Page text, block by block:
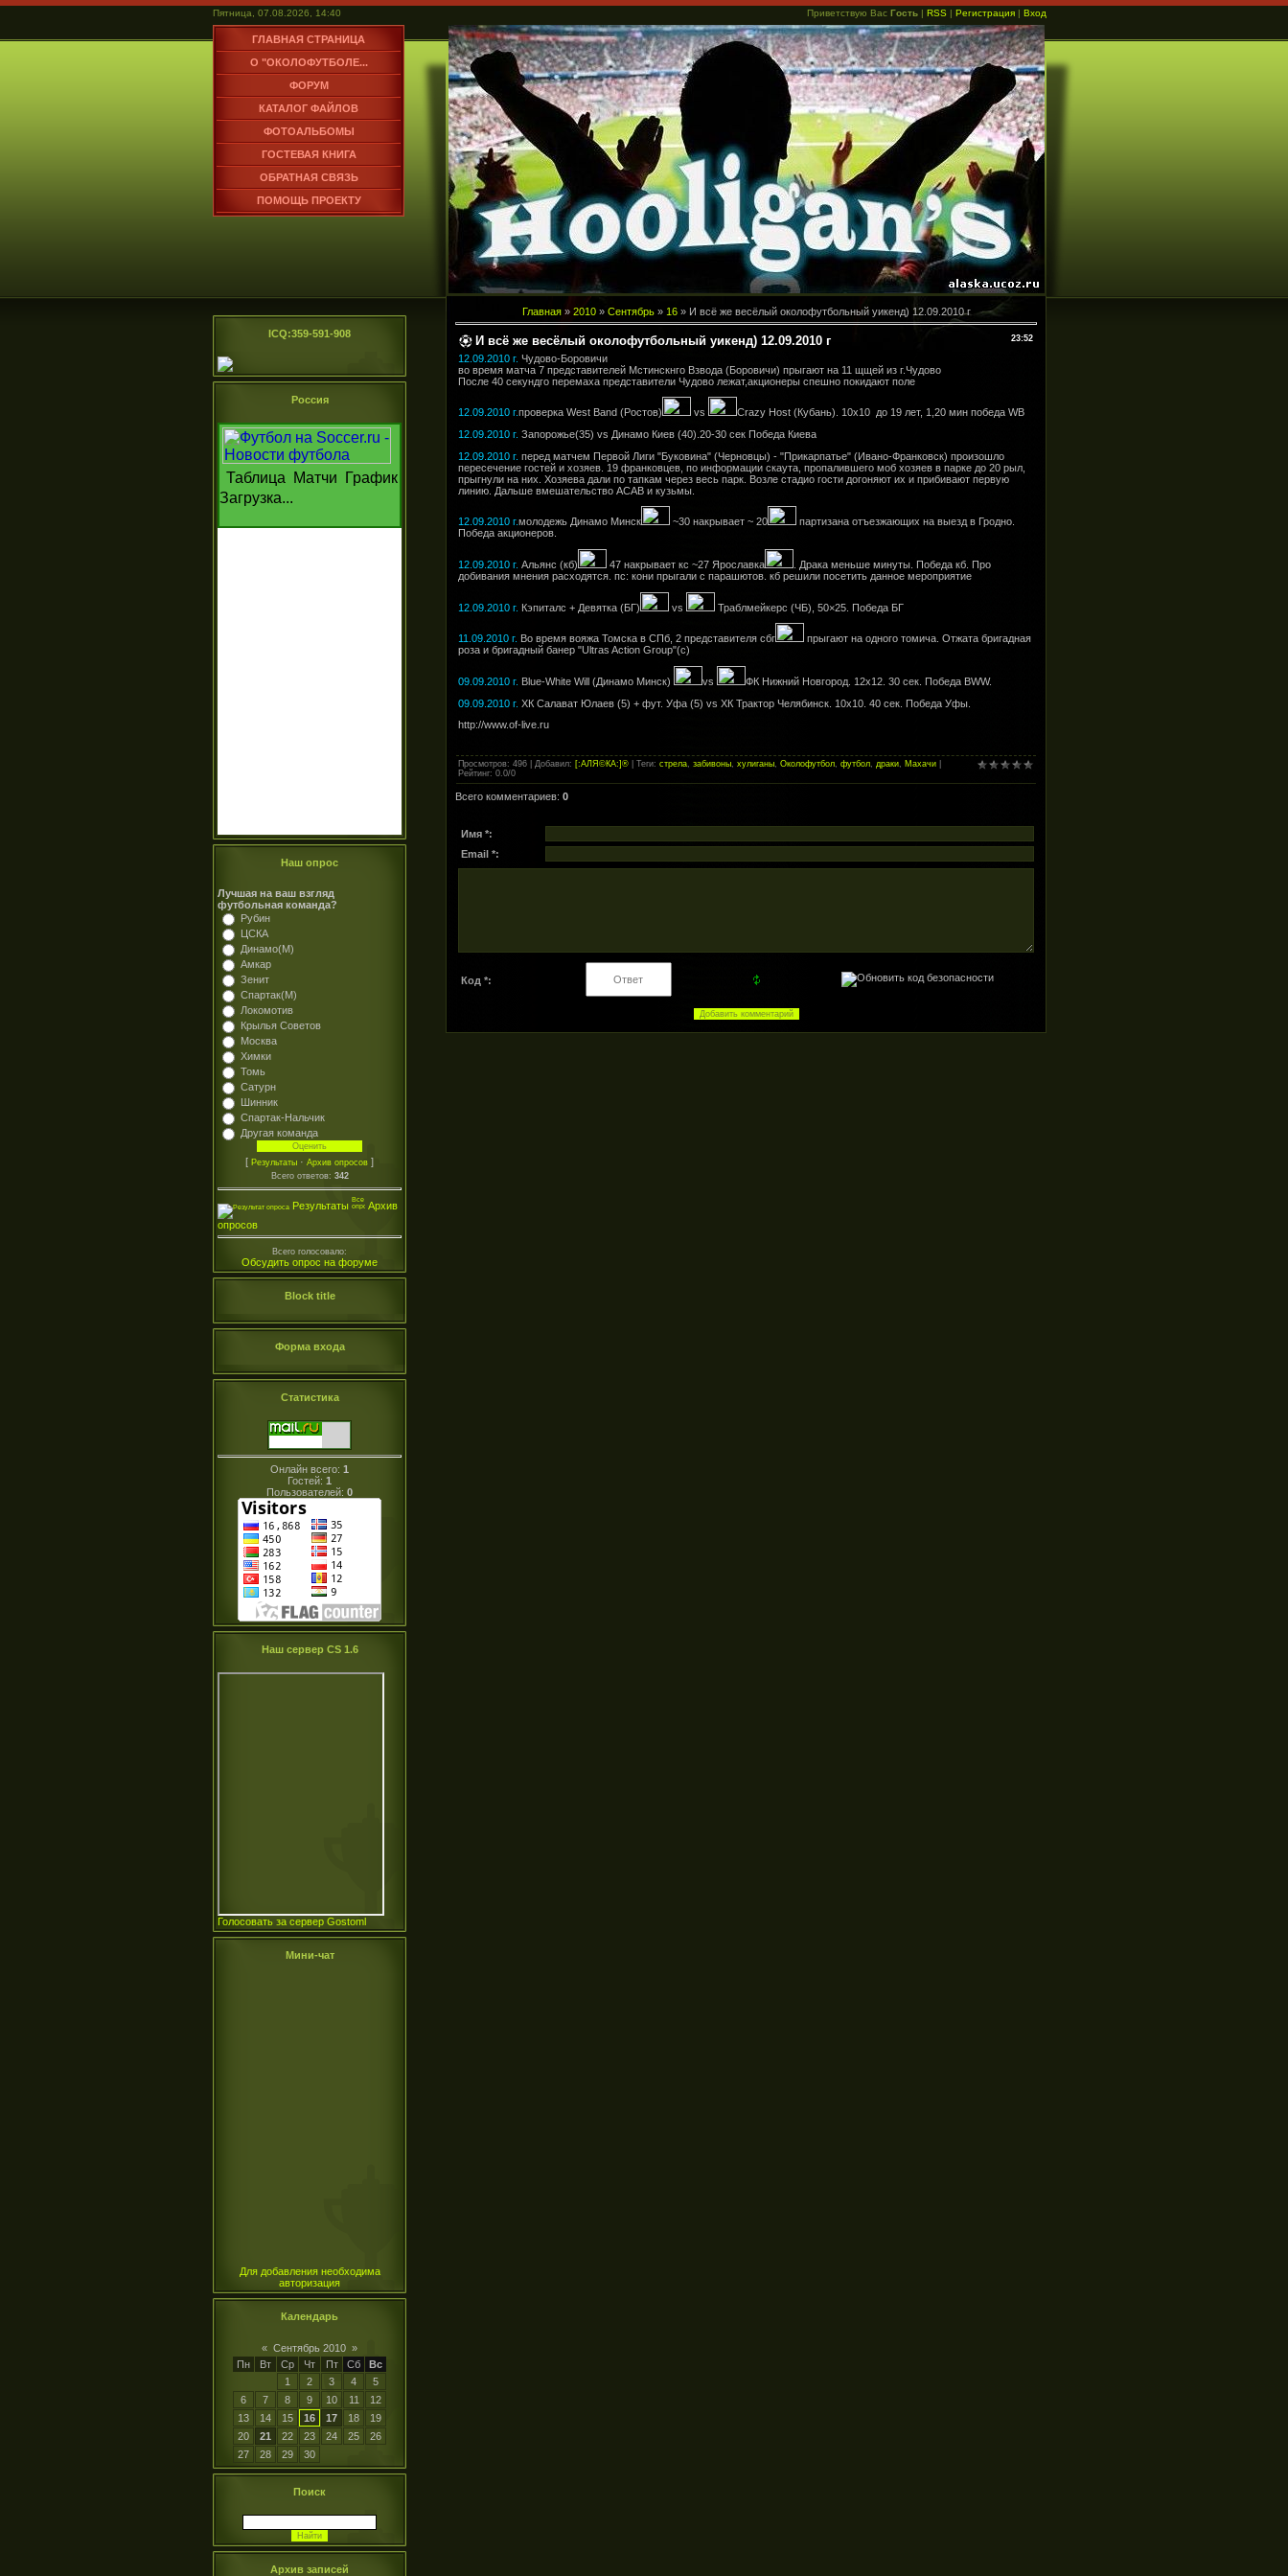
Пятница, 07.08.2026, 14:40 Приветствую Вас Гость | RSS | Регистрация | Вход
ГЛАВНАЯ СТРАНИЦА
О "ОКОЛОФУТБОЛЕ...
ФОРУМ
КАТАЛОГ ФАЙЛОВ
ФОТОАЛЬБОМЫ
ГОСТЕВАЯ КНИГА
ОБРАТНАЯ СВЯЗЬ
ПОМОЩЬ ПРОЕКТУ
...
ICQ:359-591-908
Россия
Наш опрос
Лучшая на ваш взгляд
футбольная команда?
Рубин
ЦСКА
Динамо(М)
Амкар
Зенит
Спартак(М)
Локомотив
Крылья Советов
Москва
Химки
Томь
Сатурн
Шинник
Спартак-Нальчик
Другая команда
[ Результаты · Архив опросов ]
Всего ответов: 342
Результаты
Архив
опросов
Всего голосовало:
Обсудить опрос на форуме
Block title
Форма входа
Статистика
Онлайн всего: 1
Гостей: 1
Пользователей: 0
Наш сервер CS 1.6
Голосовать за сервер Gostoml
Мини-чат
Для добавления необходима
авторизация
Календарь
« Сентябрь 2010 »
Пн
Вт Ср Чт Пт Сб
Вс
1
2 3 4
5
6
7 8 9 10 11
12
13
14 15 16 17 18
19
20
21 22 23 24 25
26
27
28 29 30
Поиск
Архив записей
Главная» 2010 » Сентябрь » 16» И всё же весёлый околофутбольный уикенд) 12.09.2010 г
23:52
И всё же весёлый околофутбольный уикенд) 12.09.2010 г
12.09.2010 г. Чудово-Боровичи
во время матча 7 представителей Мстинскнго Взвода (Боровичи) прыгают на 11 щщей из г.Чудово
После 40 секундго перемаха представители Чудово лежат,акционеры спешно покидают поле
12.09.2010 г.проверка West Band (Ростов) vs
Crazy Host (Кубань). 10х10 до 19 лет, 1,20 мин победа WB
12.09.2010 г. Запорожье(35) vs Динамо Киев (40).20-30 сек Победа Киева
12.09.2010 г. перед матчем Первой Лиги "Буковина" (Черновцы) - "Прикарпатье" (Ивано-Франковск) произошло
пересечение гостей и хозяев. 19 франковцев, по информации скаута, пропалившего моб хозяев в парке до 20 рыл,
прыгнули на них. Хозяева дали по тапкам через весь парк. Возле стадио гости догоняют их и прибивают первую
линию. Дальше вмешательство АСАВ и кузьмы.
12.09.2010 г.молодежь Динамо Минск ~30 накрывает ~ 20
партизана отъезжающих на выезд в Гродно.
Победа акционеров.
12.09.2010 г. Альянс (кб) 47 накрывает кс ~27 Ярославка
. Драка меньше минуты. Победа кб. Про
добивания мнения расходятся. пс: кони прыгали с парашютов. кб решили посетить данное мероприятие
12.09.2010 г. Кэпиталс + Девятка (БГ) vs Траблмейкерс (ЧБ), 50×25. Победа БГ
11.09.2010 г. Во время вояжа Томска в СПб, 2 представителя сбг
прыгают на одного томича. Отжата бригадная
роза и бригадный банер "Ultras Action Group"(с)
09.09.2010 г. Blue-White Will (Динамо Минск) vs
ФК Нижний Новгород. 12х12. 30 сек. Победа BWW.
09.09.2010 г. ХК Салават Юлаев (5) + фут. Уфа (5) vs ХК Трактор Челябинск. 10х10. 40 сек. Победа Уфы.
http://www.of-live.ru
Просмотров: 496 | Добавил: [:АЛЯ©КА:]® Теги: стрела забивоны хулиганы Околофутбол футбол драки Махачи
Рейтинг: 0.0/0
Всего комментариев: 0
Имя *:
Email *:
Код *: